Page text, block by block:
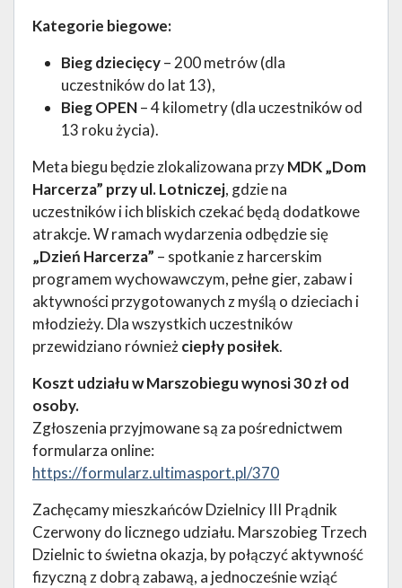
Kategorie biegowe:
Bieg dziecięcy– 200 metrów (dla
uczestników do lat 13),
Bieg OPEN– 4 kilometry (dla uczestników od
13 roku życia).
Meta biegu będzie zlokalizowana przyMDK „Dom
Harcerza” przy ul. Lotniczej, gdzie na
uczestników i ich bliskich czekać będą dodatkowe
atrakcje. W ramach wydarzenia odbędzie się
„Dzień Harcerza” – spotkanie z harcerskim
programem wychowawczym, pełne gier, zabaw i
aktywności przygotowanych z myślą o dzieciach i
młodzieży. Dla wszystkich uczestników
przewidziano równieżciepły posiłek.
Koszt udziału w Marszobiegu wynosi 30 zł od
osoby.
Zgłoszenia przyjmowane są za pośrednictwem
formularza online:
https://formularz.ultimasport.pl/370
Zachęcamy mieszkańców Dzielnicy III Prądnik
Czerwony do licznego udziału. Marszobieg Trzech
Dzielnic to świetna okazja, by połączyć aktywność
fizyczną z dobrą zabawą, a jednocześnie wziąć